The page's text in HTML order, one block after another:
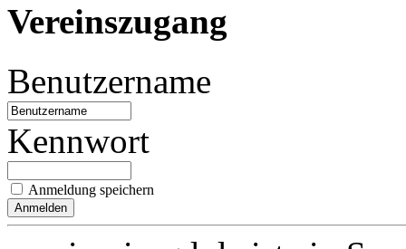
Vereinszugang
Benutzername
Kennwort
Anmeldung speichern